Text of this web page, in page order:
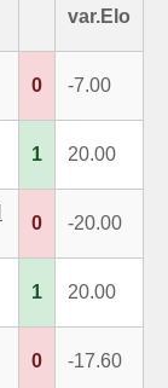
var.Elo
0 -7.00
1 20.00
0 -20.00
1 20.00
0 -17.60